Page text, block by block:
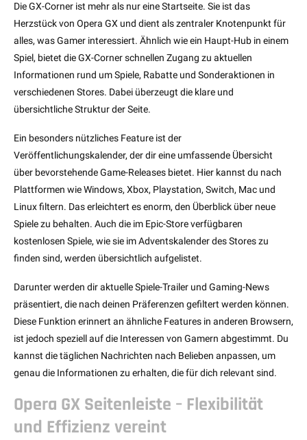
Die GX-Corner ist mehr als nur eine Startseite. Sie ist das
Herzstück von Opera GX und dient als zentraler Knotenpunkt für
alles, was Gamer interessiert. Ähnlich wie ein Haupt-Hub in einem
Spiel, bietet die GX-Corner schnellen Zugang zu aktuellen
Informationen rund um Spiele, Rabatte und Sonderaktionen in
verschiedenen Stores. Dabei überzeugt die klare und
übersichtliche Struktur der Seite.
Ein besonders nützliches Feature ist der
Veröffentlichungskalender, der dir eine umfassende Übersicht
über bevorstehende Game-Releases bietet. Hier kannst du nach
Plattformen wie Windows, Xbox, Playstation, Switch, Mac und
Linux filtern. Das erleichtert es enorm, den Überblick über neue
Spiele zu behalten. Auch die im Epic-Store verfügbaren
kostenlosen Spiele, wie sie im Adventskalender des Stores zu
finden sind, werden übersichtlich aufgelistet.
Darunter werden dir aktuelle Spiele-Trailer und Gaming-News
präsentiert, die nach deinen Präferenzen gefiltert werden können.
Diese Funktion erinnert an ähnliche Features in anderen Browsern,
ist jedoch speziell auf die Interessen von Gamern abgestimmt. Du
kannst die täglichen Nachrichten nach Belieben anpassen, um
genau die Informationen zu erhalten, die für dich relevant sind.
Opera GX Seitenleiste – Flexibilität
und Effizienz vereint